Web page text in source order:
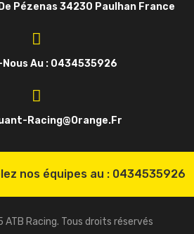
Pézenas 34230 Paulhan France
Au : 0434535926
Racing@orange.fr
nos équipes au : 0434535926
Racing. Tous droits réservés